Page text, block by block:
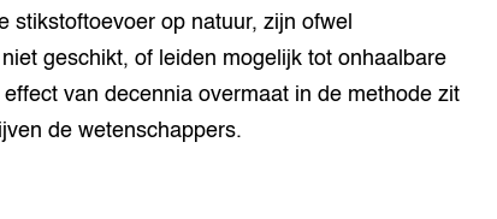
stikstoftoevoer op natuur, zijn ofwel
geschikt, of leiden mogelijk tot onhaalbare
van decennia overmaat in de methode zit
de wetenschappers.